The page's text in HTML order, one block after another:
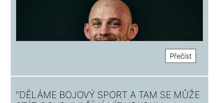
Přečíst
"DĚLÁME BOJOVÝ SPORT A TAM SE MŮŽE